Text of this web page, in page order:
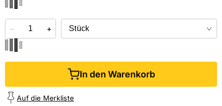
Online kaufen &kostenlos
− +
In den Warenkorb
Auf die Merkliste